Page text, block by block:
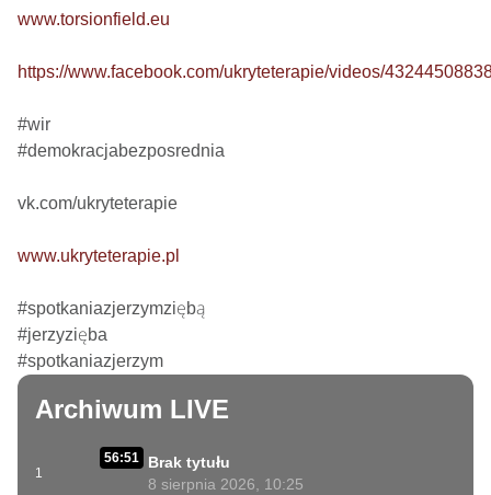
www.torsionfield.eu
https://www.facebook.com/ukryteterapie/videos/
#wir
#demokracjabezposrednia
vk.com/ukryteterapie
www.ukryteterapie.pl
#spotkaniazjerzymziębą
#jerzyzięba
#spotkaniazjerzym
Archiwum LIVE
1
56:51
Brak tytułu
8 sierpnia 2026, 10:25